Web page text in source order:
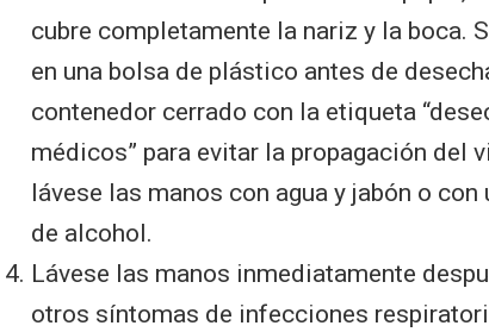
cubre completamente la nariz y la boca.
en una bolsa de plástico antes de
contenedor cerrado con la etiqueta
médicos” para evitar la propagación del
lávese las manos con agua y jabón o
de alcohol.
Lávese las manos inmediatamente
otros síntomas de infecciones